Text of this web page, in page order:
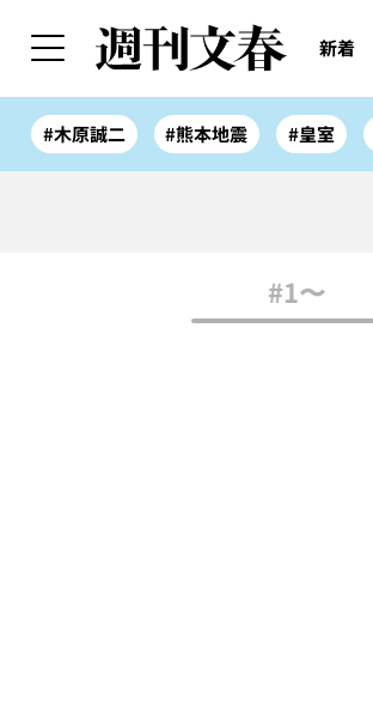
新着
#木原誠二 #熊本地震 #皇室
#1〜